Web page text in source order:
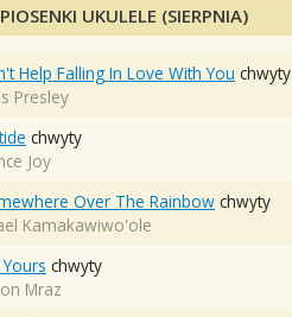
UKULELE (SIERPNIA)
Help Falling In Love With You chwyty
Presley
chwyty
Joy
Over The Rainbow chwyty
Kamakawiwo'ole
chwyty
Mraz